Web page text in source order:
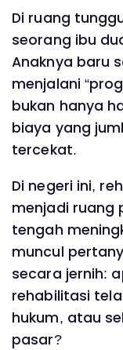
Di ruang
seorang ibu
Anaknya baru
menjalani
bukan hanya
biaya yang
tercekat.
Di negeri ini,
menjadi ruang
tengah
muncul
secara jernih:
rehabilitasi
hukum, atau
pasar?